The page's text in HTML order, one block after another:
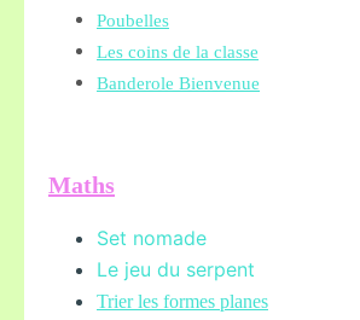
Poubelles
Les coins de la classe
Banderole Bienvenue
Maths
Set nomade
Le jeu du serpent
Trier les formes planes